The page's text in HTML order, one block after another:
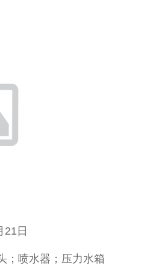
21日
；喷水器；压力水箱